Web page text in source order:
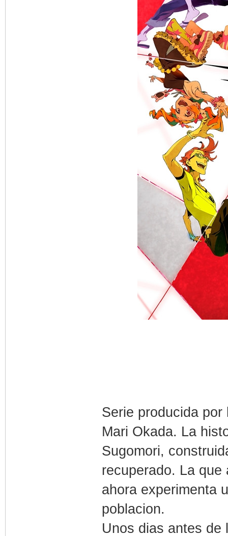
Serie producida
Mari Okada. La
Sugomori,
recuperado. La
ahora experimenta
poblacion.
Unos dias antes de